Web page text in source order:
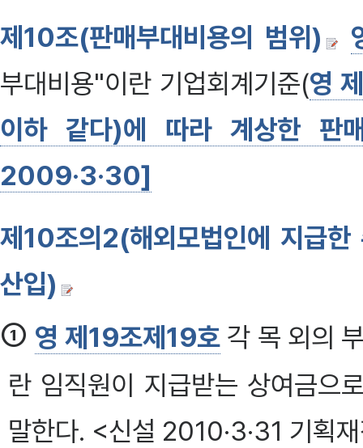
제10조(판매부대비용의 범위)
부대비용"이란 기업회계기준(영
이하 같다)에 따라 계상한 판
2009·3·30]
제10조의2(해외모법인에 지급한
산입)
① 영 제19조제19호각 목 외의
란 임직원이 지급받는 상여금으
말한다. <신설 2010·3·31 기획